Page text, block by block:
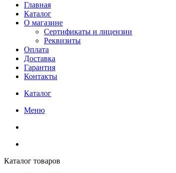
Главная
Каталог
О магазине
Сертификаты и лицензии
Реквизиты
Оплата
Доставка
Гарантия
Контакты
Каталог
Меню
Каталог товаров